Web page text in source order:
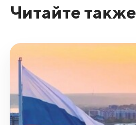
Читайте также